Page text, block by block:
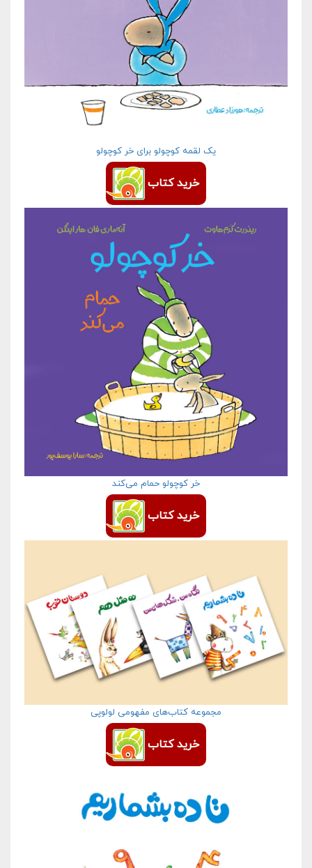
یک لقمه کوچولو برای خر کوچولو
خرید کتاب
خر کوچولو حمام می‌کند
خرید کتاب
مجموعه کتاب‌های مفهومی لولوپی
خرید کتاب